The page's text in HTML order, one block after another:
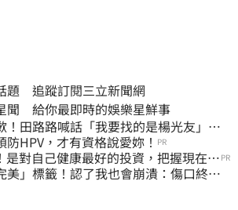
題 追蹤訂閱三立新聞網
聞 給你最即時的娛樂星鮮事
！田路路喊話「我要找的是楊光友」：
HPV，才有資格說愛妳！ PR
是對自己健康最好的投資，把握現在不 PR
美」標籤！認了我也會崩潰：傷口終究